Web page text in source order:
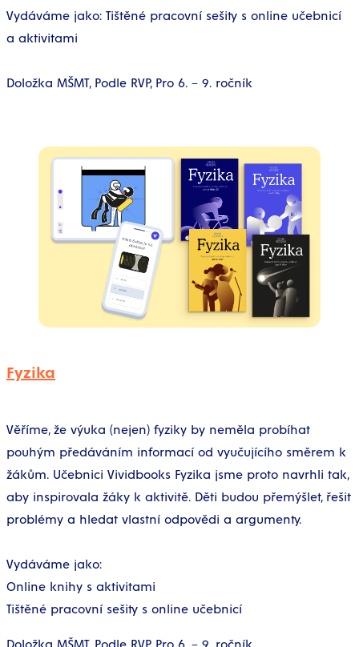
Vydáváme jako: Tištěné pracovní sešity s online učebnicí
a aktivitami
Doložka MŠMT, Podle RVP, Pro 6. – 9. ročník
Fyzika
Věříme, že výuka (nejen) fyziky by neměla probíhat
pouhým předáváním informací od vyučujícího směrem k
žákům. Učebnici Vividbooks Fyzika jsme proto navrhli tak,
aby inspirovala žáky k aktivitě. Děti budou přemýšlet, řešit
problémy a hledat vlastní odpovědi a argumenty.
Vydáváme jako:
Online knihy s aktivitami
Tištěné pracovní sešity s online učebnicí
Doložka MŠMT, Podle RVP, Pro 6. – 9. ročník